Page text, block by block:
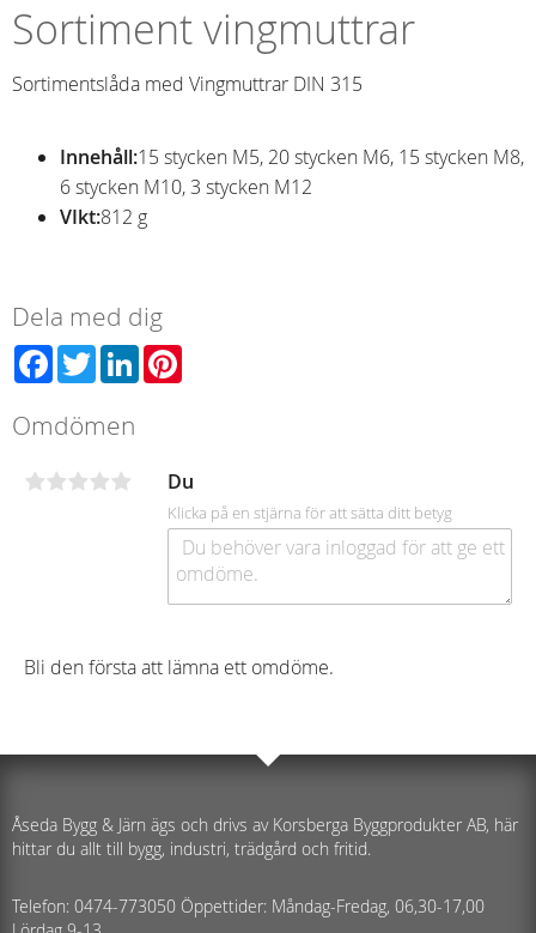
Sortiment vingmuttrar
Sortimentslåda med Vingmuttrar DIN 315
Innehåll:15 stycken M5, 20 stycken M6, 15 stycken M8,
6 stycken M10, 3 stycken M12
VIkt:812 g
Dela med dig
Facebook
TwitterLinkedIn
Omdömen
Du
Klicka på en stjärna för att sätta ditt betyg
Bli den första att lämna ett omdöme.
Åseda Bygg & Järn ägs och drivs av Korsberga Byggprodukter AB, här
hittar du allt till bygg, industri, trädgård och fritid.
Telefon: 0474-773050 Öppettider: Måndag-Fredag, 06,30-17,00